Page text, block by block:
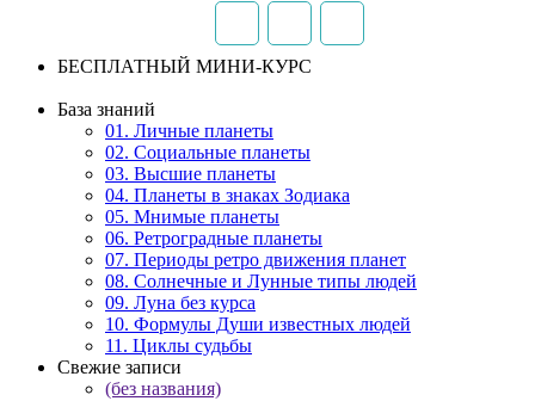
БЕСПЛАТНЫЙ МИНИ-КУРС
База знаний
01. Личные планеты
02. Социальные планеты
03. Высшие планеты
04. Планеты в знаках Зодиака
05. Мнимые планеты
06. Ретроградные планеты
07. Периоды ретро движения планет
08. Солнечные и Лунные типы людей
09. Луна без курса
10. Формулы Души известных людей
11. Циклы судьбы
Свежие записи
(без названия)